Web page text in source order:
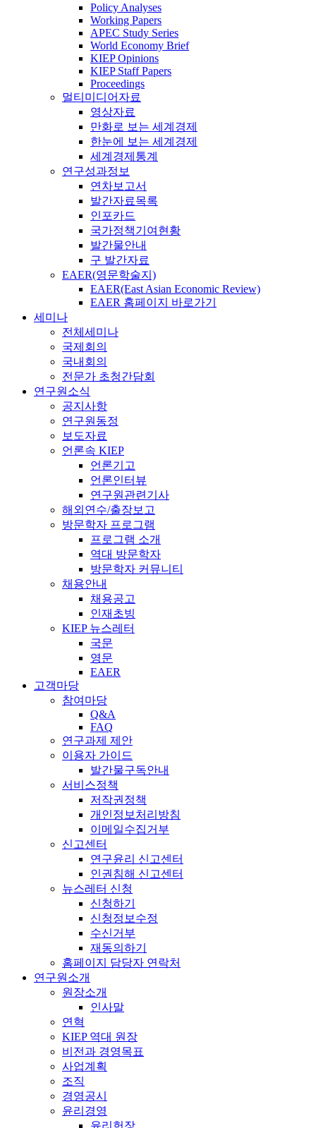
Policy Analyses
Working Papers
APEC Study Series
World Economy Brief
KIEP Opinions
KIEP Staff Papers
Proceedings
멀티미디어자료
영상자료
만화로 보는 세계경제
한눈에 보는 세계경제
세계경제통계
연구성과정보
연차보고서
발간자료목록
인포카드
국가정책기여현황
발간물안내
구 발간자료
EAER(영문학술지)
EAER(East Asian Economic Review)
EAER 홈페이지 바로가기
세미나
전체세미나
국제회의
국내회의
전문가 초청간담회
연구원소식
공지사항
연구원동정
보도자료
언론속 KIEP
언론기고
언론인터뷰
연구원관련기사
해외연수/출장보고
방문학자 프로그램
프로그램 소개
역대 방문학자
방문학자 커뮤니티
채용안내
채용공고
인재초빙
KIEP 뉴스레터
국문
영문
EAER
고객마당
참여마당
Q&A
FAQ
연구과제 제안
이용자 가이드
발간물구독안내
서비스정책
저작권정책
개인정보처리방침
이메일수집거부
신고센터
연구윤리 신고센터
인권침해 신고센터
뉴스레터 신청
신청하기
신청정보수정
수신거부
재동의하기
홈페이지 담당자 연락처
연구원소개
원장소개
인사말
연혁
KIEP 역대 원장
비전과 경영목표
사업계획
조직
경영공시
윤리경영
윤리헌장